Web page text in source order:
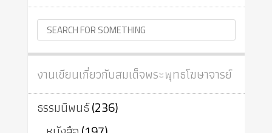
งานเขียนเกี่ยวกับสมเด็จพระพุทธโฆษาจารย์
ธรรมนิพนธ์(236)